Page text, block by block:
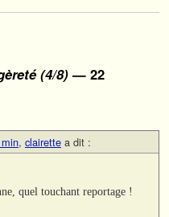
(4/8)— 22
, clairette a dit :
quel touchant reportage !